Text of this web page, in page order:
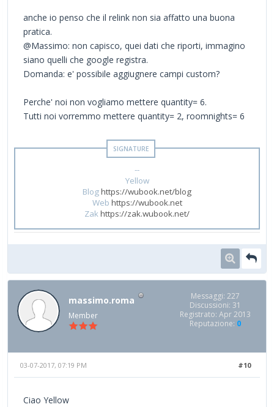
anche io penso che il relink non sia affatto una buona
pratica.
@Massimo: non capisco, quei dati che riporti, immagino
siano quelli che google registra.
Domanda: e' possibile aggiugnere campi custom?
Perche' noi non vogliamo mettere quantity= 6.
Tutti noi vorremmo mettere quantity= 2, roomnights= 6
--
Yellow
Bloghttps://wubook.net/blog
Web https://wubook.net
Zakhttps://zak.wubook.net/
massimo.roma
Member
Messaggi: 227
Discussioni: 31
Registrato: Apr 2013
Reputazione: 0
#10
03-07-2017, 07:19 PM
Ciao Yellow